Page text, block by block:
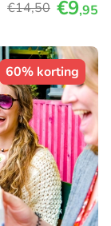
€14,50 €9,95
60% korting